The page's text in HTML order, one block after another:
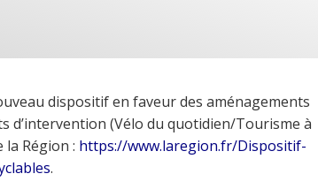
dispositif en faveur des aménagements
d’intervention (Vélo du quotidien/Tourisme à
Région : https://www.laregion.fr/Dispositif-
.